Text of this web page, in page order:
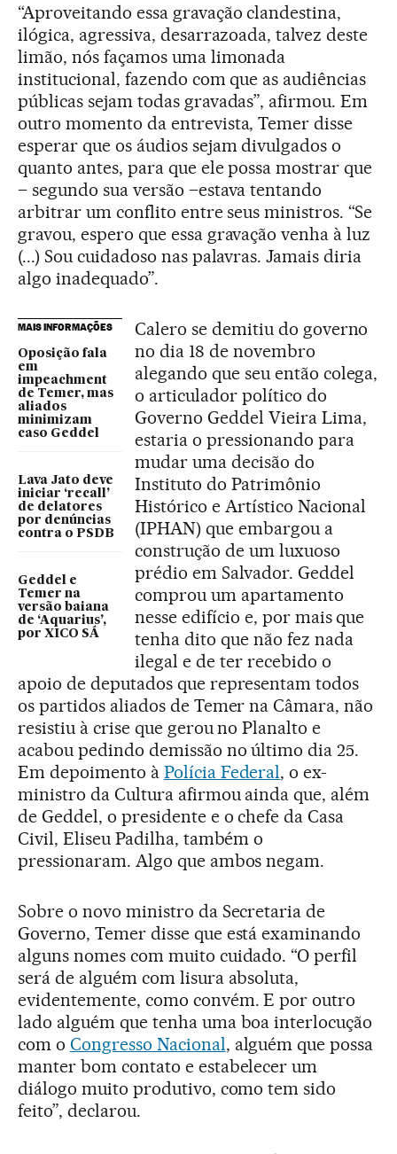
“Aproveitando essa gravação clandestina,
ilógica, agressiva, desarrazoada, talvez deste
limão, nós façamos uma limonada
institucional, fazendo com que as audiências
públicas sejam todas gravadas”, afirmou. Em
outro momento da entrevista, Temer disse
esperar que os áudios sejam divulgados o
quanto antes, para que ele possa mostrar que
– segundo sua versão –estava tentando
arbitrar um conflito entre seus ministros. “Se
gravou, espero que essa gravação venha à luz
(...) Sou cuidadoso nas palavras. Jamais diria
algo inadequado”.
MAIS INFORMAÇÕES
Oposição fala
em
impeachment
de Temer, mas
aliados
minimizam
caso Geddel
Lava Jato deve
iniciar ‘recall’
de delatores
por denúncias
contra o PSDB
Geddel e
Temer na
versão baiana
de ‘Aquarius’,
por XICO SÁ
Calero se demitiu do governo
no dia 18 de novembro
alegando que seu então colega,
o articulador político do
Governo Geddel Vieira Lima,
estaria o pressionando para
mudar uma decisão do
Instituto do Patrimônio
Histórico e Artístico Nacional
(IPHAN) que embargou a
construção de um luxuoso
prédio em Salvador. Geddel
comprou um apartamento
nesse edifício e, por mais que
tenha dito que não fez nada
ilegal e de ter recebido o
apoio de deputados que representam todos
os partidos aliados de Temer na Câmara, não
resistiu à crise que gerou no Planalto e
acabou pedindo demissão no último dia 25.
Em depoimento à Polícia Federal, o ex-
ministro da Cultura afirmou ainda que, além
de Geddel, o presidente e o chefe da Casa
Civil, Eliseu Padilha, também o
pressionaram. Algo que ambos negam.
Sobre o novo ministro da Secretaria de
Governo, Temer disse que está examinando
alguns nomes com muito cuidado. “O perfil
será de alguém com lisura absoluta,
evidentemente, como convém. E por outro
lado alguém que tenha uma boa interlocução
com o Congresso Nacional, alguém que possa
manter bom contato e estabelecer um
diálogo muito produtivo, como tem sido
feito”, declarou.